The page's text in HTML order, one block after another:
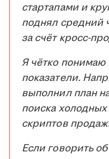
стартапами и
поднял средний
за счёт кросс-
Я чётко понимаю
показатели.
выполнил план
поиска
скриптов
Если говорить